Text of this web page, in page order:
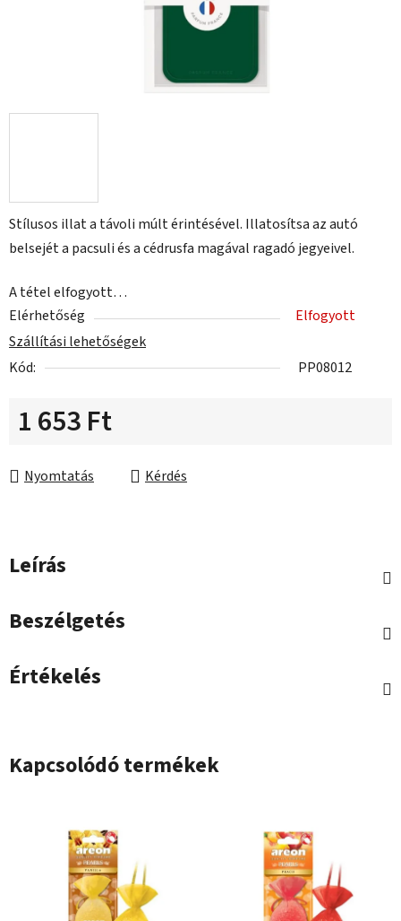
Stílusos illat a távoli múlt érintésével. Illatosítsa az autó
belsejét a pacsuli és a cédrusfa magával ragadó jegyeivel.
A tétel elfogyott…
Elérhetőség
Elfogyott
Szállítási lehetőségek
Kód:
PP08012
1 653 Ft
Nyomtatás
Kérdés
Leírás
Beszélgetés
Értékelés
Kapcsolódó termékek